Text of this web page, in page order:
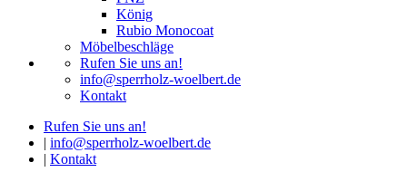
König
Rubio Monocoat
Möbelbeschläge
Rufen Sie uns an!
info@sperrholz-woelbert.de
Kontakt
Rufen Sie uns an!
info@sperrholz-woelbert.de
Kontakt